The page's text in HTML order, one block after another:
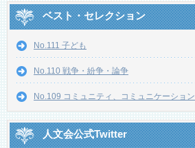
ベスト・セレクション
No.111 子ども
No.110 戦争・紛争・論争
No.109 コミュニティ、コミュニケーション
人文会公式Twitter